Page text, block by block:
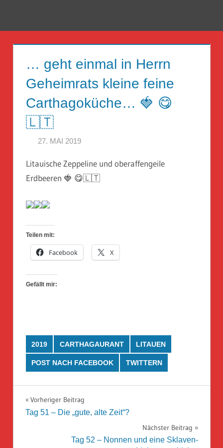
Guckloch
Herr
Geheimrat
auf
… geht einmal in Herrn
Geheimrats kleine feine
Carthagoküche… 🍓 😋
🇱🇹
27. MAI 2019
Litauische Zeppeline und oberaffengeile
Erdbeeren 🍓 😋🇱🇹
Teilen mit:
Facebook X
Gefällt mir:
2019 CARTHAGAURANT LITAUEN
POST NACH FACEBOOK TWITTERN
Beitragsnavigation
Vorheriger Beitrag
Tag 51 – Die „gute, alte Zeit“?
Nächster Beitrag
Tag 52 – Nonnen und eine Sklaven-